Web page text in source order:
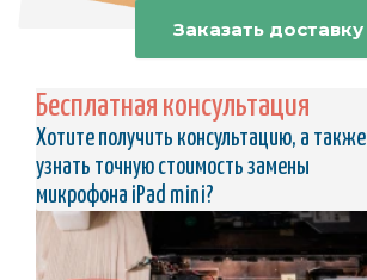
Заказать доставку
Бесплатная консультация
Хотите получить консультацию, а также
узнать точную стоимость замены
микрофона iPad mini?